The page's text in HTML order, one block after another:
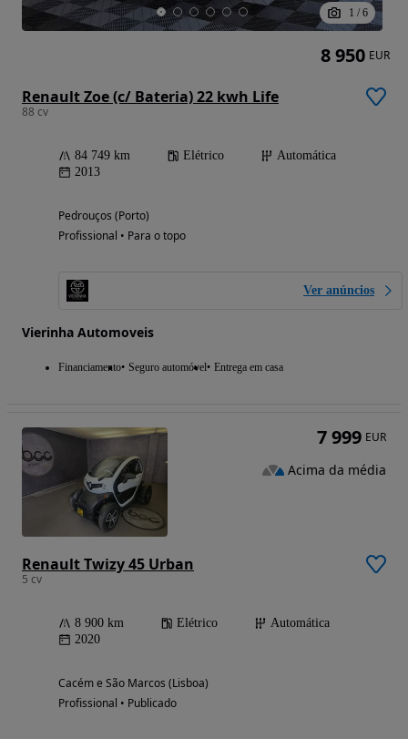
1 / 6
Renault Zoe (c/ Bateria) 22 kwh Life
88 cv
84 749 km Elétrico
Automática
2013
Pedrouços (Porto)
Profissional • Para o topo
Ver anúncios
Vierinha Automoveis
Financiamento Seguro automóvel Entrega em casa
8 950 EUR
Renault Twizy 45 Urban
5 cv
8 900 km Elétrico
Automática
2020
Cacém e São Marcos (Lisboa)
Profissional • Publicado
7 999 EUR
Acima da média